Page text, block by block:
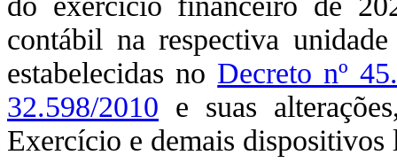
contábil na respectiva
estabelecidas no Decreto nº
32.598/2010 e suas
Exercício e demais dispositivos